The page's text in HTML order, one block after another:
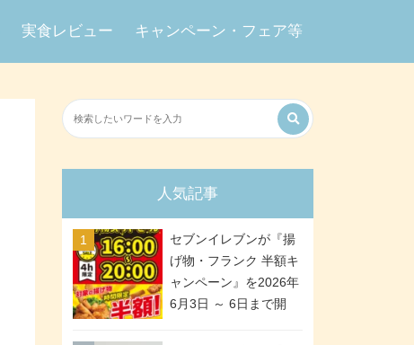
実食レビュー キャンペーン・フェア等
人気記事
セブンイレブンが『揚
げ物・フランク 半額キ
ャンペーン』を2026年
6月3日 ～ 6日まで開